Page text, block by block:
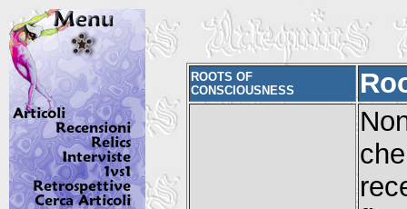
ROOTS OF
CONSCIOUSNESS